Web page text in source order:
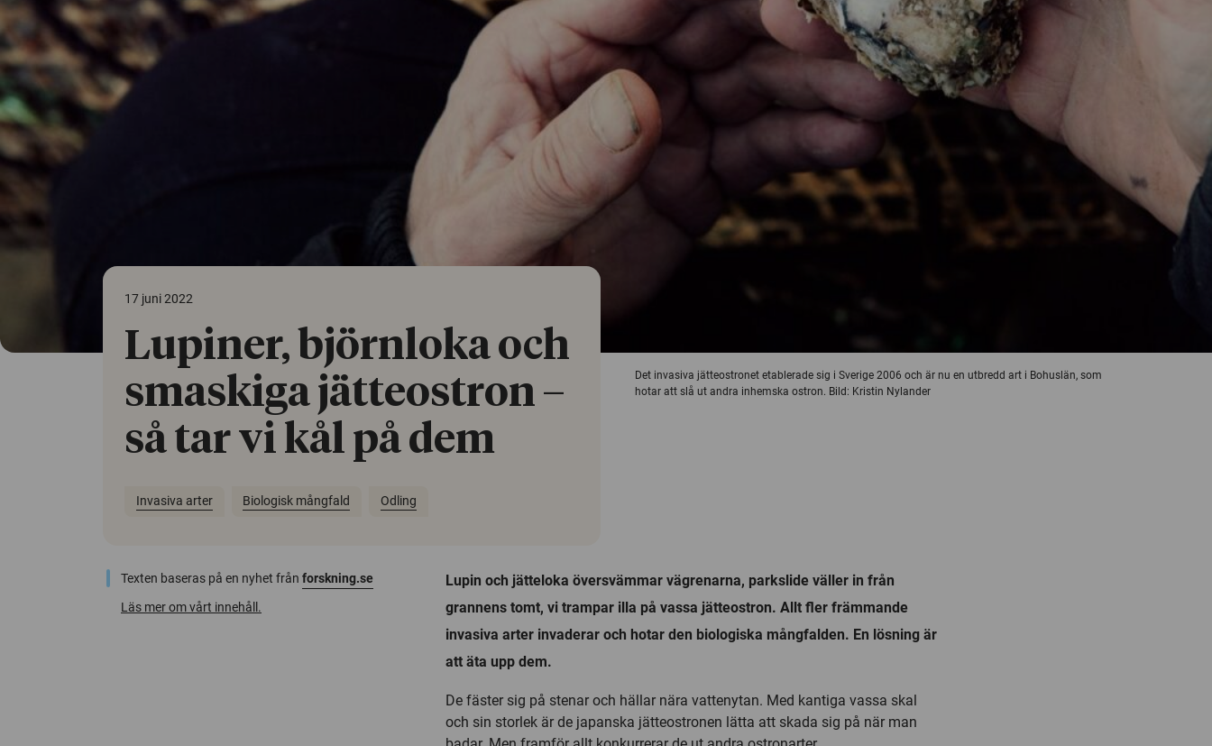
Det invasiva jätteostronet etablerade sig i Sverige 2006 och är nu en utbredd art i Bohuslän, som
hotar att slå ut andra inhemska ostron. Bild: Kristin Nylander
17 juni 2022
Lupiner, björnloka och
smaskiga jätteostron –
så tar vi kål på dem
Invasiva arter Biologisk mångfald Odling
Texten baseras på en nyhet från forskning.se
Läs mer om vårt innehåll.
Lupin och jätteloka översvämmar vägrenarna, parkslide väller in från
grannens tomt, vi trampar illa på vassa jätteostron. Allt fler främmande
invasiva arter invaderar och hotar den biologiska mångfalden. En lösning är
att äta upp dem.
De fäster sig på stenar och hällar nära vattenytan. Med kantiga vassa skal
och sin storlek är de japanska jätteostronen lätta att skada sig på när man